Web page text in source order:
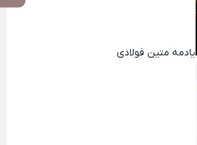
یادمه متین فولادی